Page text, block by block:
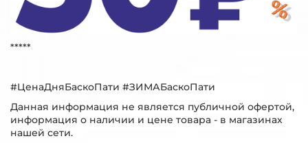
*****
#ЦенаДняБаскоПати #ЗИМАБаскоПати
Данная информация не является публичной офертой,
информация о наличии и цене товара - в магазинах
нашей сети.